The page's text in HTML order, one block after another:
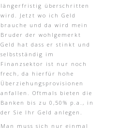
längerfristig überschritten
wird. Jetzt wo ich Geld
brauche und da wird mein
Bruder der wohlgemerkt
Geld hat dass er stinkt und
selbstständig im
Finanzsektor ist nur noch
frech, da hierfür hohe
Überziehungsprovisionen
anfallen. Oftmals bieten die
Banken bis zu 0,50% p.a., in
der Sie Ihr Geld anlegen.
Man muss sich nur einmal